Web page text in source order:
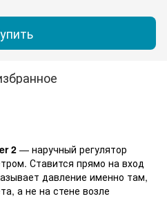
2 — наручный регулятор
Ставится прямо на вход
давление именно там,
а не на стене возле